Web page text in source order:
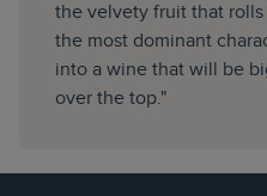
the velvety fruit that
the most dominant
into a wine that will be
over the top."